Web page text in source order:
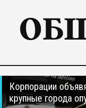
Корпорации
крупные города